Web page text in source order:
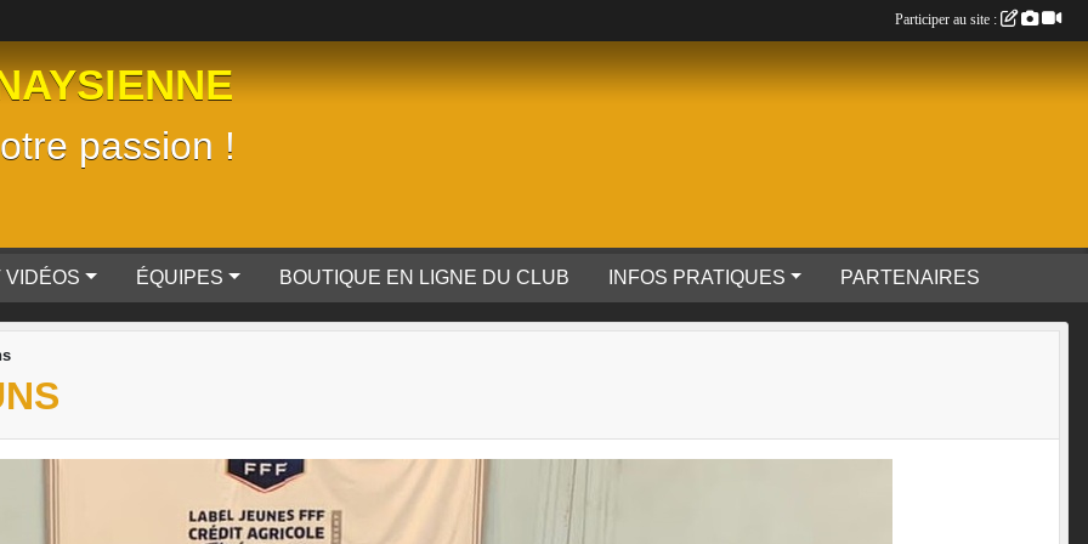
passion !
VIDÉOS ÉQUIPES BOUTIQUE EN LIGNE DU CLUB INFOS PRATIQUES PARTENAIRES
Participer au site :